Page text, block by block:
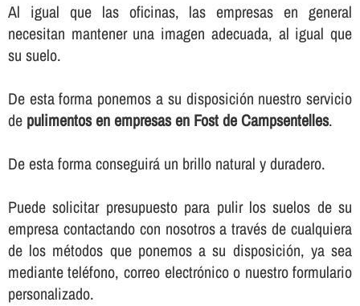
Al igual que las oficinas, las empresas en general
necesitan mantener una imagen adecuada, al igual que
su suelo.
De esta forma ponemos a su disposición nuestro servicio
de pulimentos en empresas en Fost de Campsentelles.
De esta forma conseguirá un brillo natural y duradero.
Puede solicitar presupuesto para pulir los suelos de su
empresa contactando con nosotros a través de cualquiera
de los métodos que ponemos a su disposición, ya sea
mediante teléfono, correo electrónico o nuestro formulario
personalizado.